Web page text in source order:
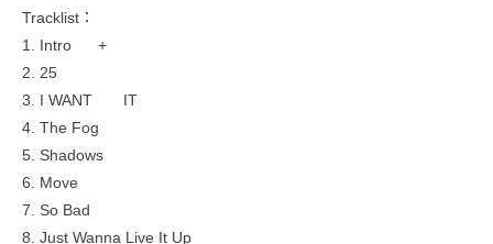
Tracklist：
1. Intro +
2. 25
3. I WANT IT
4. The Fog
5. Shadows
6. Move
7. So Bad
8. Just Wanna Live It Up